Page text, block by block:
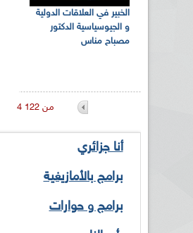
الخبير في العلاقات الدولية
و الجيوسياسية الدكتور
مصباح مناس
4 من 122
أنا جزائري
برامج بالأمازيغية
برامج و حوارات